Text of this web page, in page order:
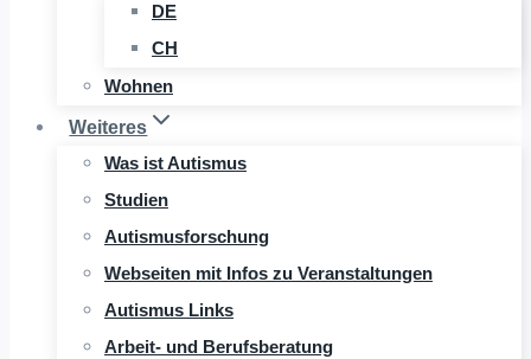
DE
CH
Wohnen
Weiteres
Was ist Autismus
Studien
Autismusforschung
Webseiten mit Infos zu Veranstaltungen
Autismus Links
Arbeit- und Berufsberatung